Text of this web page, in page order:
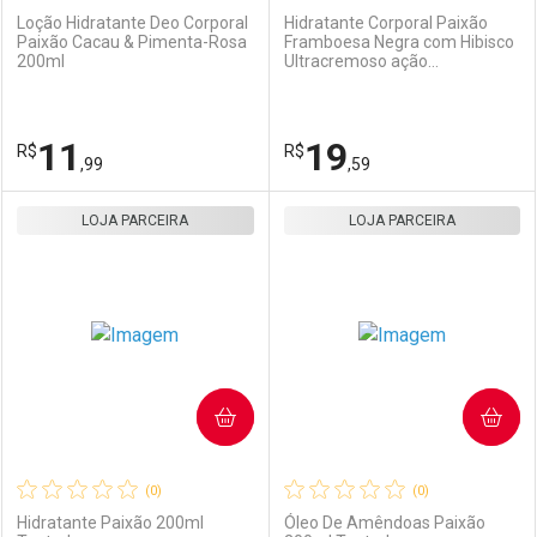
Comprar sem Desconto
Por R$ 13,99/cada
Por R$ 13,99/cada
Ativar Desconto
Comprar sem Desconto
Por R$ 39,99/cada
Por R$ 39,99/cada
Loção Hidratante Deo Corporal
Paixão Cacau & Pimenta-Rosa
200ml
R$11 ,99
Hidratante Corporal Paixão
Framboesa Negra com Hibisco
Ultracremoso ação
R$19,59
(0)
Hidratante Paixão 200ml
LOJA PARCEIRA
COMPRAR
(0)
Óleo De Amêndoas Paixão
LOJA PARCEIRA
COMPRAR